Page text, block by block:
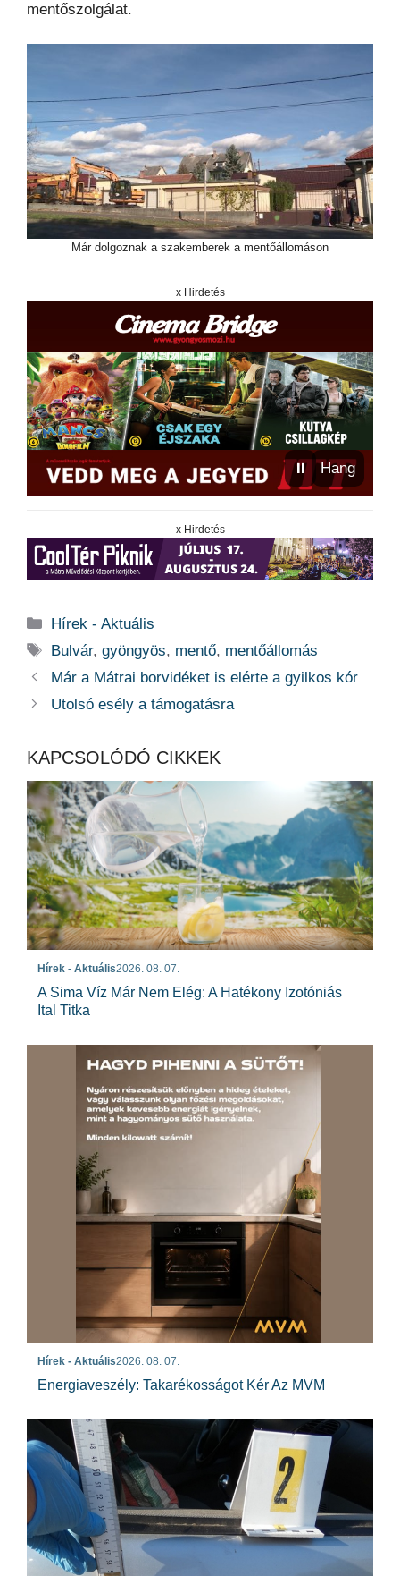
mentőszolgálat.
Már dolgoznak a szakemberek a mentőállomáson
x Hirdetés
⏸ Hang
x Hirdetés
Kategória
Hírek - Aktuális
Címkék
Bulvár,gyöngyös, mentő, mentőállomás
Már a Mátrai borvidéket is elérte a gyilkos kór
Utolsó esély a támogatásra
KAPCSOLÓDÓ CIKKEK
Hírek - Aktuális2026. 08. 07.
A Sima Víz Már Nem Elég: A Hatékony Izotóniás
Ital Titka
Hírek - Aktuális2026. 08. 07.
Energiaveszély: Takarékosságot Kér Az MVM